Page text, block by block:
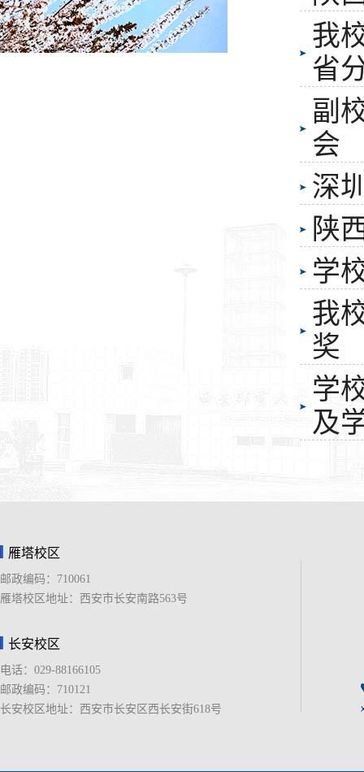
我
省
副
会
深
陕
学
我
奖
学
及
雁塔校区
邮政编码：710061
雁塔校区地址：西安市长安南路563号
长安校区
电话：029-88166105
邮政编码：710121
长安校区地址：西安市长安区西长安街618号